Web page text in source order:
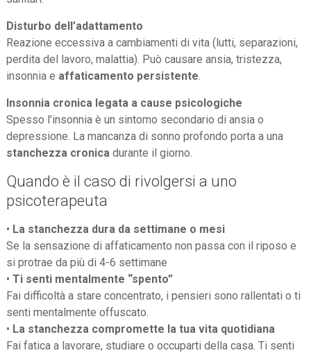
Disturbo dell’adattamento
Reazione eccessiva a cambiamenti di vita (lutti, separazioni,
perdita del lavoro, malattia). Può causare ansia, tristezza,
insonnia e affaticamento persistente.
Insonnia cronica legata a cause psicologiche
Spesso l’insonnia è un sintomo secondario di ansia o
depressione. La mancanza di sonno profondo porta a una
stanchezza cronicadurante il giorno.
Quando è il caso di rivolgersi a uno
psicoterapeuta
• La stanchezza dura da settimane o mesi
Se la sensazione di affaticamento non passa con il riposo e
si protrae da più di 4-6 settimane
• Ti senti mentalmente “spento”
Fai difficoltà a stare concentrato, i pensieri sono rallentati o ti
senti mentalmente offuscato.
• La stanchezza compromette la tua vita quotidiana
Fai fatica a lavorare, studiare o occuparti della casa. Ti senti